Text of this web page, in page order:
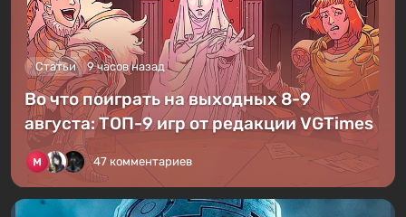
Статьи 9 часов назад
Во что поиграть на выходных 8-9
августа: ТОП-9 игр от редакции VGTimes
47 комментариев